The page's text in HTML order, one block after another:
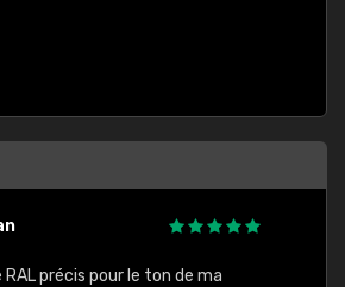
précis pour le ton de ma